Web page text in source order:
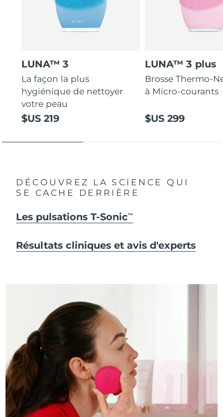
LUNA™ 3
La façon la plus
hygiénique de nettoyer
votre peau
$US 219
LUNA™ 3 plus
Brosse Thermo-
à Micro-courants
$US 299
DÉCOUVREZ LA SCIENCE QUI
SE CACHE DERRIÈRE
Les pulsations T-SonicTM
Résultats cliniques et avis d'experts